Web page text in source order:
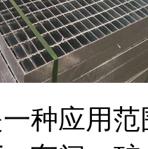
种应用